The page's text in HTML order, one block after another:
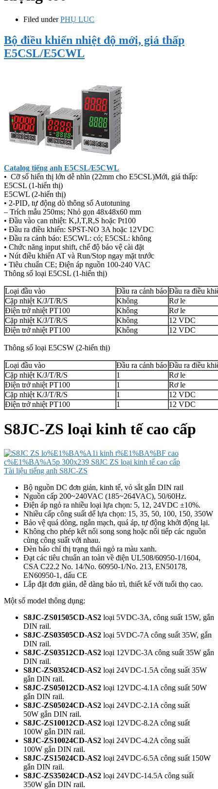
Filed underPHỤ LỤC
Bộ điều khiển nhiệt độ mới, giá thấp
E5CSL/E5CWL
Catalog tiếng anh E5CSL/E5CWL
• Cỡ số hiển thị lớn dễ nhìn (22mm cho E5CSL)Mới, giá thấp:
E5CSL (1-hiển thị)
E5CWL (2-hiển thị)
• 2-PID, tự động dò thông số Autotuning
– Trích mẫu 250ms; Nhỏ gọn 48x48x60 mm
• Đầu vào can nhiệt: K,J,T,R,S hoặc Pt100
• Đầu ra điều khiển: SPST-NO 3A hoặc 12VDC
• Đầu ra cảnh báo: E5CWL: có; E5CSL: không
• Chức năng input shift, chế độ bảo vệ cài đặt
• Nút điều khiển AT và Run/Stop ngay mặt trước
• Tiêu chuẩn CE; Điện áp nguồn 100-240 VAC
Thông số loại E5CSL (1-hiển thị)
Loại đầu vào Đầu ra cảnh báo Đầu ra điều
Cặp nhiệt K/J/T/R/S
Không
Rơ le
Điện trở nhiệt PT100
Không
Rơ le
Cặp nhiệt K/J/T/R/S
Không
12 VDC
Điện trở nhiệt PT100
Không 12 VDC
Thông số loại E5CSW (2-hiển thị)
Loại đầu vào Đầu ra cảnh báo Đầu ra điều
Cặp nhiệt K/J/T/R/S
1
Rơ le
Điện trở nhiệt PT100
1
Rơ le
Cặp nhiệt K/J/T/R/S
1
12 VDC
Điện trở nhiệt PT100
1 12 VDC
S8JC-ZS loại kinh tế cao cấp
Tài liệu tiếng anh S8JC-ZS
Bộ nguồn DC đơn giản, kinh tế, vỏ sắt gắn DIN rail
Nguồn cấp 200~240VAC (185~264VAC), 50/60Hz.
Điện áp ngỏ ra nhiều loại lựa chọn: 5, 12, 24VDC ±10%.
Nhiều cấp công suất dể lựa chọn: 15, 35, 50, 100, 150, 350W
Bảo vệ quá dòng, ngắn mạch, quá áp, tự động khởi động lại.
Không cho phép kết nối song song hoặc nối tiếp các nguồn
cùng công suất với nhau.
Đèn báo chỉ thị trạng thái ngỏ ra màu xanh.
Đạt các tiêu chuẩn an toàn về điện UL508/60950-1/1604,
CSA C22.2 No. 14/No. 60950-1/No. 213, EN50178,
EN60950-1, dấu CE
Lắp đặt đơn giản, dễ dàng bảo trì, thiết kế với tuổi thọ cao.
Một số model thông dụng:
S8JC-ZS01505CD-AS2 loại 5VDC-3A, công suất 15W, gắn
DIN rail.
S8JC-ZS03505CD-AS2 loại 5VDC-7A công suất 35W, gắn
DIN rail.
S8JC-ZS03512CD-AS2 loại 12VDC-3A công suất 35W gắn
DIN rail.
S8JC-ZS03524CD-AS2 loại 24VDC-1.5A công suất 35W
gắn DIN rail.
S8JC-ZS05012CD-AS2 loại 12VDC-4.1A công suất 50W
gắn DIN rail.
S8JC-ZS05024CD-AS2 loại 24VDC-2.1A công suất
50W gắn DIN rail.
S8JC-ZS10012CD-AS2 loại 12VDC-8.2A công suất
100W gắn DIN rail.
S8JC-ZS10024CD-AS2 loại 24VDC-4.2A công suất
100W gắn DIN rail.
S8JC-ZS15024CD-AS2 loại 24VDC-6.5A công suất 150W
gắn DIN rail.
S8JC-ZS35024CD-AS2 loại 24VDC-14.5A công suất
350W gắn DIN rail.